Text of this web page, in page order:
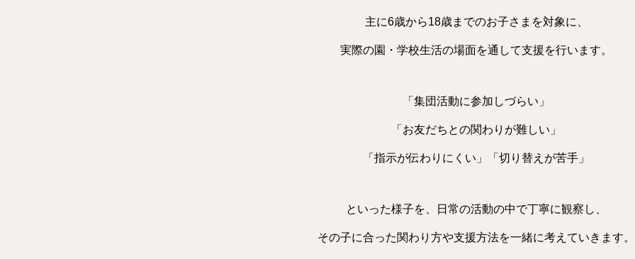
主に6歳から18歳までのお子さまを対象に、
実際の園・学校生活の場面を通して支援を行います。
「集団活動に参加しづらい」
「お友だちとの関わりが難しい」
「指示が伝わりにくい」「切り替えが苦手」
といった様子を、日常の活動の中で丁寧に観察し、
その子に合った関わり方や支援方法を一緒に考えていきます。